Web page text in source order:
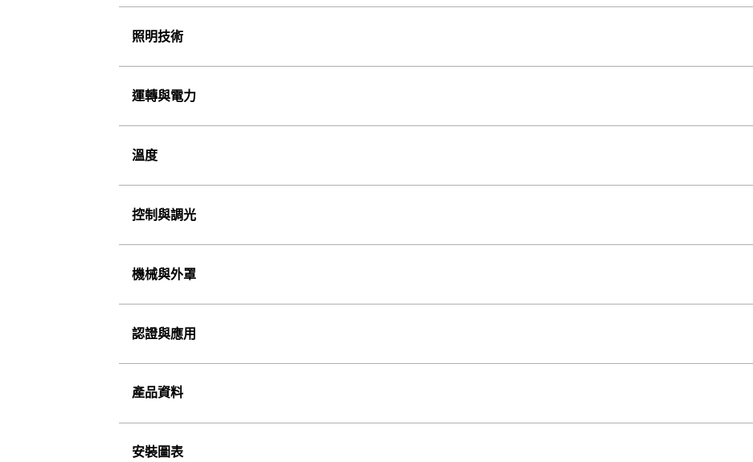
照明技術
運轉與電力
溫度
控制與調光
機械與外罩
認證與應用
產品資料
安裝圖表